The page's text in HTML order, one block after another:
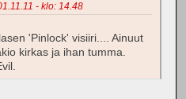
- klo: 14.48
'Pinlock' visiiri.... Ainuut
kirkas ja ihan tumma.